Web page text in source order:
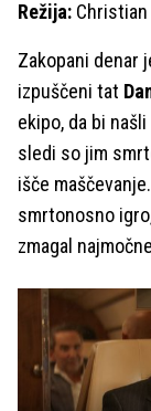
Režija: Christian
Zakopani denar
izpuščeni tat
ekipo, da bi
sledi so jim
išče
smrtonosno
zmagal